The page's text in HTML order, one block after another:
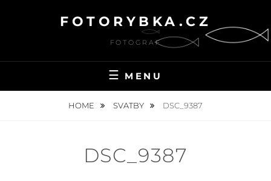
FOTORYBKA.CZ
FOTOGRAF
MENU
HOME SVATBY DSC_9387
DSC_9387